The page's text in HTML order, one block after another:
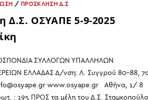
ΥΠΑΛΛΗΛΟΥΣ
ΟΧΙ
ΑΠΟ
/ ΠΡΟΣΚΛΗΣΗ Δ.Σ
Δ.Σ. ΟΣΥΑΠΕ 5-9-2025
ΣΥΛΛΟΓΩΝ ΥΠΑΛΛΗΛΩΝ
ΕΛΛΑΔΑΣ Δ/νση: Λ. Συγγρού 80-88,
www.osyape.gr Αθήνα, 1/ 8
: 195 ΠΡΟΣ τα μέλη του Δ.Σ.